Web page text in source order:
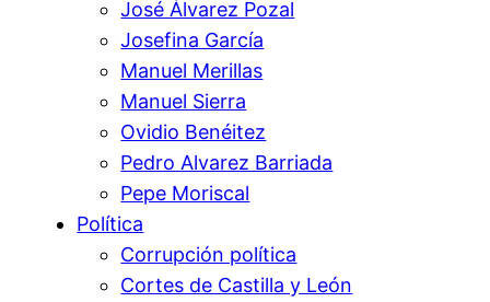
José Álvarez Pozal
Josefina García
Manuel Merillas
Manuel Sierra
Ovidio Benéitez
Pedro Alvarez Barriada
Pepe Moriscal
Política
Corrupción política
Cortes de Castilla y León